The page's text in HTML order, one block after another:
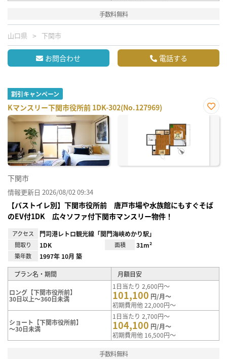
手数料無料
山口県 下関市
お問合わせ 電話する
割引キャンペーン
Kマンスリー下関市役所前 1DK-302(No.127969)
お気
下関市
情報更新日 2026/08/02 09:34
【バストイレ別】下関市役所前 唐戸市場や水族館にもすぐそば
のEV付1DK 広々ソファ付下関市マンスリー物件！
アクセス 門司港レトロ観光線「関門海峡めかり駅」
間取り 1DK 面積 31m²
築年数 1997年 10月 築
プラン名・期間 月額目安
ロング【下関市役所前】
30日以上～360日未満
1日当たり 2,600円～
101,100 円/月～
初期費用他 22,000円～
ショート【下関市役所前】
～30日未満
1日当たり 2,700円～
104,100 円/月～
初期費用他 16,500円～
手数料無料